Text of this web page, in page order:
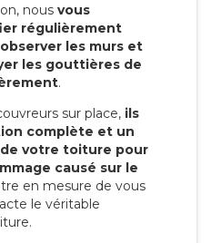
nous vous
régulièrement
les murs et
les gouttières de
.
sur place, ils
complète et un
votre toiture pour
causé sur le
en mesure de vous
le véritable